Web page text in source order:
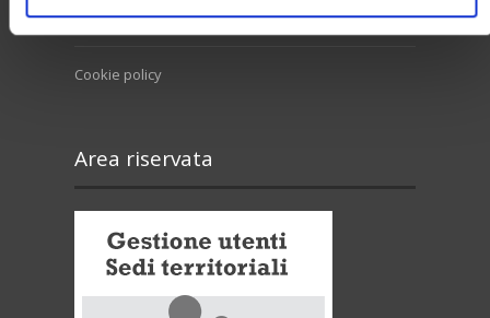
Cookie policy
Area riservata